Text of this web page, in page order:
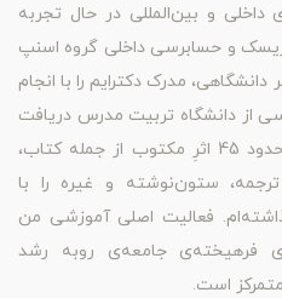
داخلی و بین‌المللی در حال تجربه
ریسک و حسابرسی داخلی گروه اسنپ
مدرک دکترایم را با انجام
از دانشگاه تربیت مدرس دریافت
کرده‌ام. در کنار فعّالیّت حرفه‌ای، حدود 45 اثرِ مکتوب از جمله کتاب،
ستون‌نوشته و غیره را با
فعالیت اصلی آموزشی من
فرهیخته‌ی جامعه‌ی روبه رشد
است.